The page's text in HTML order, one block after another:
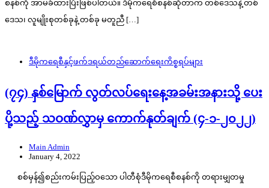
စနစ်ကို အာမခံထားပြီးဖြစ်ပါတယ်။ ဒီမိုကရေစီစနစ်ဆိုတာက တစ်ဒေသနဲ့ တစ်
ဒေသ၊ လူမျိုးစုတစ်ခုနဲ့ တစ်ခု မတူညီ […]
ဒီမိုကရေစီနှင့်ဖက်ဒရယ်တည်ဆောက်‌ရေးကိစ္စရပ်များ
(၇၄) နှစ်မြောက် လွတ်လပ်ရေးနေ့အခမ်းအနားသို့ ပေး
ပို့သည့် သဝဏ်လွှာမှ ကောက်နုတ်ချက် (၄-၁-၂၀၂၂)
Main Admin
January 4, 2022
စစ်မှန်၍စည်းကမ်းပြည့်ဝသော ပါတီစုံဒီမိုကရေစီစနစ်ကို တရားမျှတမှု